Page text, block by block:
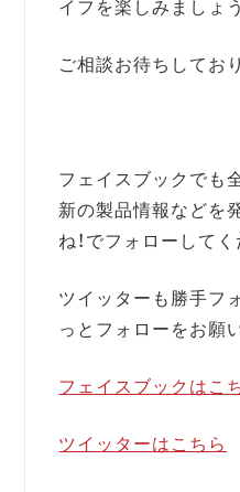
イフを楽しみましょう
ご相談お待ちしてお
フェイスブックでも
新の製品情報などを
ね！でフォローしてく
ツイッターも勝手フ
っとフォローをお願
フェイスブックはこ
ツイッターはこちら